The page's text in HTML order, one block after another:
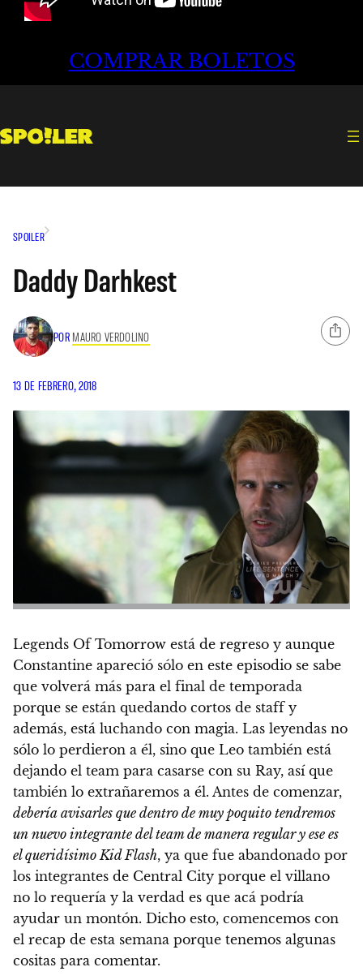
COMPRAR BOLETOS
SPOILER
Daddy Darhkest
POR MAURO VERDOLINO
13 DE FEBRERO, 2018
Legends Of Tomorrow está de regreso y aunque
Constantine apareció sólo en este episodio se sabe
que volverá más para el final de temporada
porque se están quedando cortos de staff y
además, está luchando con magia. Las leyendas no
sólo lo perdieron a él, sino que Leo también está
dejando el team para casarse con su Ray, así que
también lo extrañaremos a él. Antes de comenzar,
debería avisarles que dentro de muy poquito tendremos
un nuevo integrante del team de manera regular y ese es
el queridísimo Kid Flash, ya que fue abandonado por
los integrantes de Central City porque el villano
no lo requería y la verdad es que acá podría
ayudar un montón. Dicho esto, comencemos con
el recap de esta semana porque tenemos algunas
cositas para comentar.